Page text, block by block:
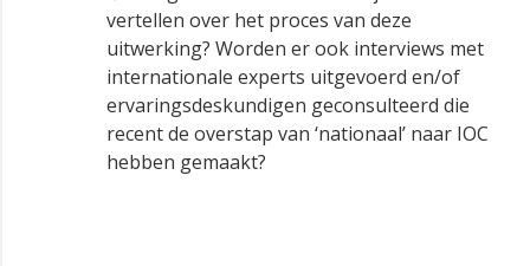
vertellen over het proces van deze
uitwerking? Worden er ook interviews met
internationale experts uitgevoerd en/of
ervaringsdeskundigen geconsulteerd die
recent de overstap van ‘nationaal’ naar IOC
hebben gemaakt?